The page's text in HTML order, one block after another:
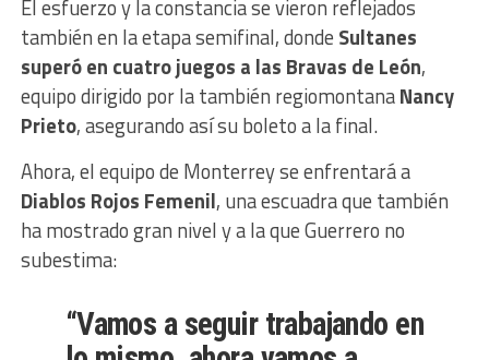
El esfuerzo y la constancia se vieron reflejados
también en la etapa semifinal, donde Sultanes
superó en cuatro juegos a las Bravas de León,
equipo dirigido por la también regiomontanaNancy
Prieto, asegurando así su boleto a la final.
Ahora, el equipo de Monterrey se enfrentará a
Diablos Rojos Femenil, una escuadra que también
ha mostrado gran nivel y a la que Guerrero no
subestima:
“Vamos a seguir trabajando en